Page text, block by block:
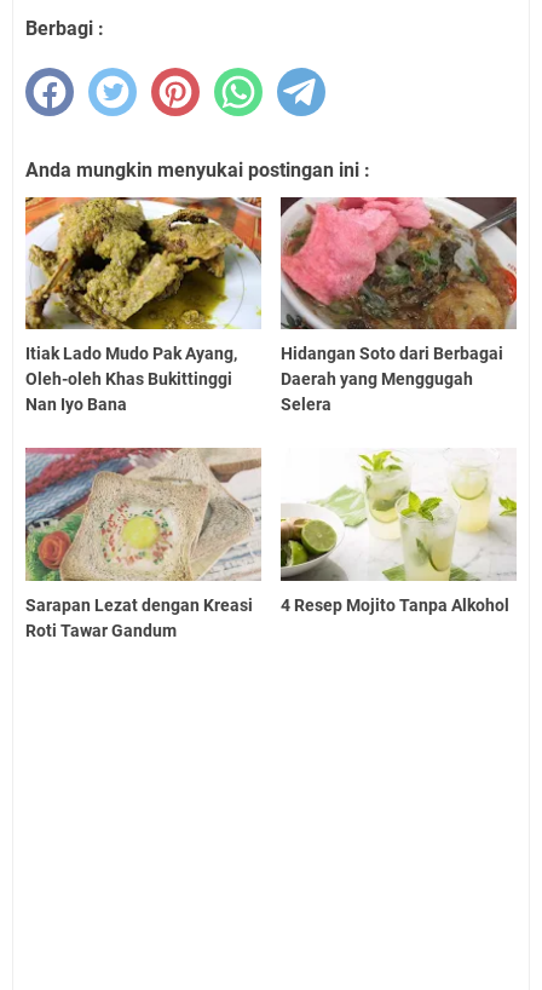
Berbagi :
Anda mungkin menyukai postingan ini :
Itiak Lado Mudo Pak Ayang,
Oleh-oleh Khas Bukittinggi
Nan Iyo Bana
Hidangan Soto dari Berbagai
Daerah yang Menggugah
Selera
Sarapan Lezat dengan Kreasi
Roti Tawar Gandum
4 Resep Mojito Tanpa Alkohol